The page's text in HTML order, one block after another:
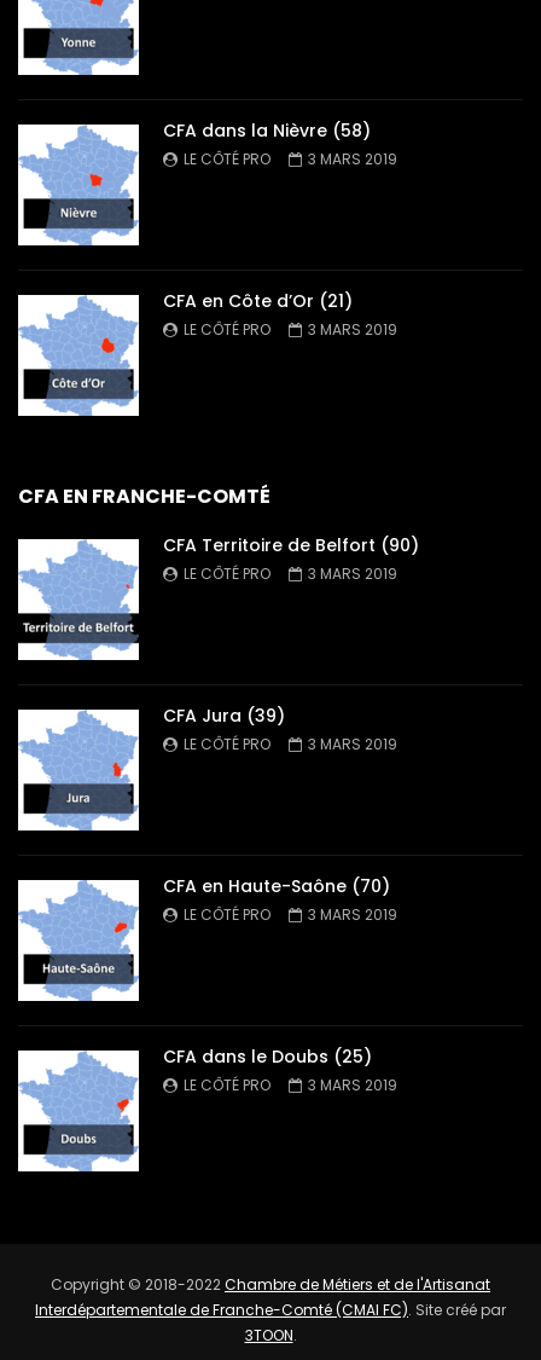
CFA dans la Nièvre (58)
LE CÔTÉ PRO 3 MARS 2019
CFA en Côte d’Or (21)
LE CÔTÉ PRO 3 MARS 2019
CFA EN FRANCHE-COMTÉ
CFA Territoire de Belfort (90)
LE CÔTÉ PRO 3 MARS 2019
CFA Jura (39)
LE CÔTÉ PRO 3 MARS 2019
CFA en Haute-Saône (70)
LE CÔTÉ PRO 3 MARS 2019
CFA dans le Doubs (25)
LE CÔTÉ PRO 3 MARS 2019
Copyright © 2018-2022Chambre de Métiers et de l'Artisanat
Interdépartementale de Franche-Comté (CMAI FC). Site créé par
3TOON.